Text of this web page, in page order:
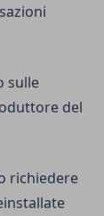
sulle
del
richiedere